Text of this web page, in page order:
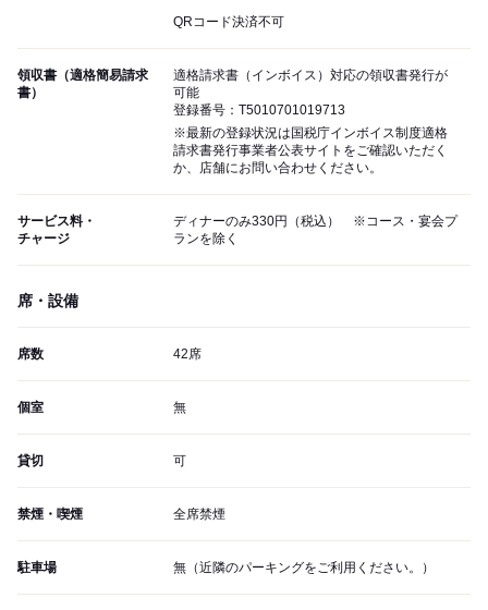
QRコード決済不可
領収書（適格簡易請求
書）
適格請求書（インボイス）対応の領収書発行が
可能
登録番号：T5010701019713
※最新の登録状況は国税庁インボイス制度適格
請求書発行事業者公表サイトをご確認いただく
か、店舗にお問い合わせください。
サービス料・
チャージ
ディナーのみ330円（税込） ※コース・宴会プ
ランを除く
席・設備
席数 42席
個室 無
貸切 可
禁煙・喫煙 全席禁煙
駐車場 無（近隣のパーキングをご利用ください。）